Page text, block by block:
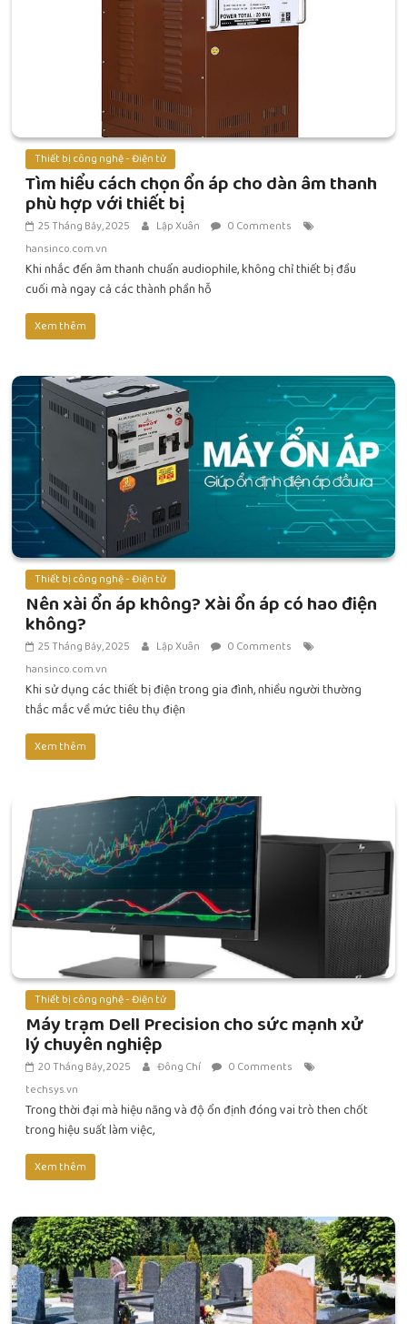
Thiết bị công nghệ - Điện tử
Tìm hiểu cách chọn ổn áp cho dàn âm thanh
phù hợp với thiết bị
25 Tháng Bảy, 2025 Lập Xuân
0 Comments
hansinco.com.vn
Khi nhắc đến âm thanh chuẩn audiophile, không chỉ thiết bị đầu
cuối mà ngay cả các thành phần hỗ
Xem thêm
Thiết bị công nghệ - Điện tử
Nên xài ổn áp không? Xài ổn áp có hao điện
không?
25 Tháng Bảy, 2025 Lập Xuân
0 Comments
hansinco.com.vn
Khi sử dụng các thiết bị điện trong gia đình, nhiều người thường
thắc mắc về mức tiêu thụ điện
Xem thêm
Thiết bị công nghệ - Điện tử
Máy trạm Dell Precision cho sức mạnh xử
lý chuyên nghiệp
20 Tháng Bảy, 2025 Đông Chí
0 Comments
techsys.vn
Trong thời đại mà hiệu năng và độ ổn định đóng vai trò then chốt
trong hiệu suất làm việc,
Xem thêm